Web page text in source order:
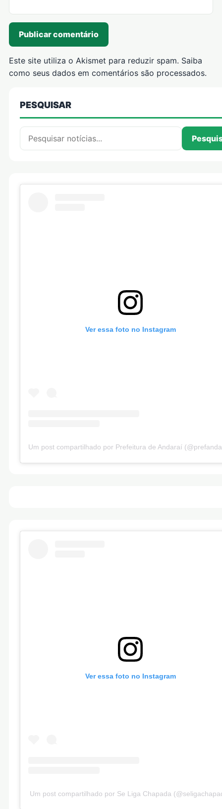
Este site utiliza o Akismet para reduzir spam. Saiba
como seus dados em comentários são processados.
PESQUISAR
Pesquisar por:
Ver essa foto no Instagram
Um post compartilhado por Prefeitura de Andaraí
Ver essa foto no Instagram
Um post compartilhado por Se Liga Chapada